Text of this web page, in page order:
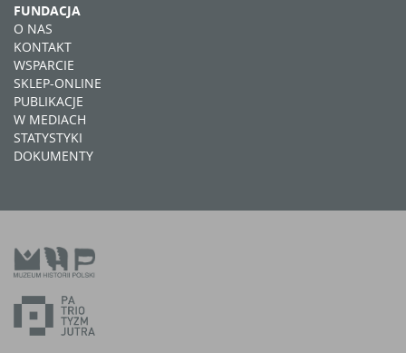
FUNDACJA
O NAS
KONTAKT
WSPARCIE
SKLEP-ONLINE
PUBLIKACJE
W MEDIACH
STATYSTYKI
DOKUMENTY